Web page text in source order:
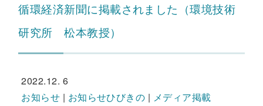
循環経済新聞に掲載されました（環境技術
研究所 松本教授）
2022.12. 6
お知らせ | お知らせひびきの | メディア掲載